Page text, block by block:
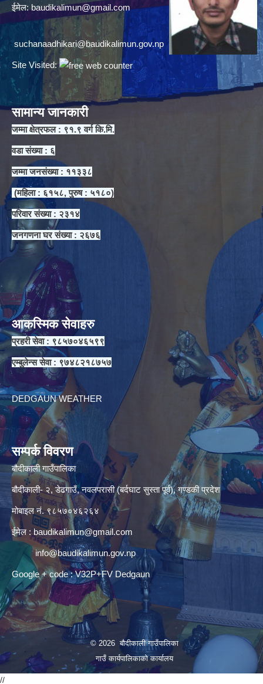
ईमेल: baudikalimun@gmail.com
suchanaadhikari@baudikalimun.gov.np
Site Visited:
सामान्य जानकारी
जम्मा क्षेत्रफल : ९१.९ वर्ग कि.मि.
वडा संख्या : ६
जम्मा जनसंख्या : ११३३८
(महिला : ६१५८, पुरुष : ५१८०)
परिवार संख्या : २३१४
जनगणना घर संख्या : २६७६
आकस्मिक सेवाहरु
प्रहरी सेवा : ९८५७०४६५९९
एम्बुलेन्स सेवा : ९७४८२१८७५७
DEDGAUN WEATHER
सम्पर्क विवरण
बौदीकाली गाउँपालिका
बौदीकाली- २, डेढगाउँ, नवलपरासी (बर्दघाट सुस्ता पूर्व), गण्डकी प्रदेश
मोबाइल नं. ९८५७०४६२६४
ईमेल : baudikalimun@gmail.com
info@baudikalimun.gov.np
Google + code : V32P+FV Dedgaun
© 2026 बौदीकाली गाउँपालिका
गाउँ कार्यपालिकाको कार्यालय
//